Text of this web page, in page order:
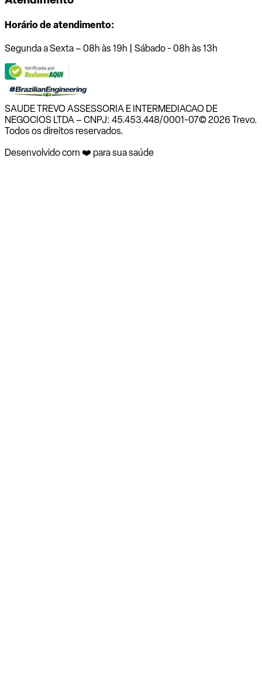
Horário de atendimento:
Segunda a Sexta – 08h às 19h | Sábado - 08h às 13h
SAUDE TREVO ASSESSORIA E INTERMEDIACAO DE
NEGOCIOS LTDA – CNPJ: 45.453.448/0001-07© 2026 Trevo.
Todos os direitos reservados.
Desenvolvido com ❤️ para sua saúde